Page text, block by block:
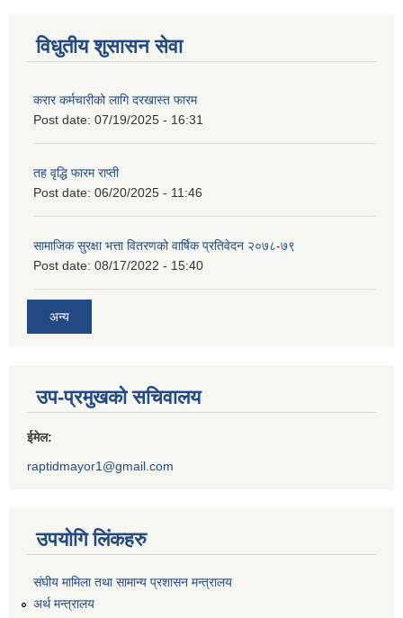
विधुतीय शुसासन सेवा
करार कर्मचारीको लागि दरखास्त फारम
Post date: 07/19/2025 - 16:31
तह वृद्धि फारम राप्ती
Post date: 06/20/2025 - 11:46
सामाजिक सुरक्षा भत्ता वितरणको वार्षिक प्रतिवेदन २०७८-७९
Post date: 08/17/2022 - 15:40
अन्य
उप-प्रमुखको सचिवालय
ईमेल:
raptidmayor1@gmail.com
उपयोगि लिंकहरु
संघीय मामिला तथा सामान्य प्रशासन मन्त्रालय
अर्थ मन्त्रालय